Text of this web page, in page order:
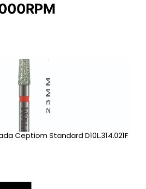
Ceptiom Standard D10L.314.021F